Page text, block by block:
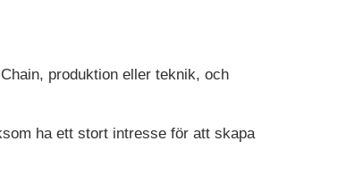
produktion eller teknik, och
ha ett stort intresse för att skapa